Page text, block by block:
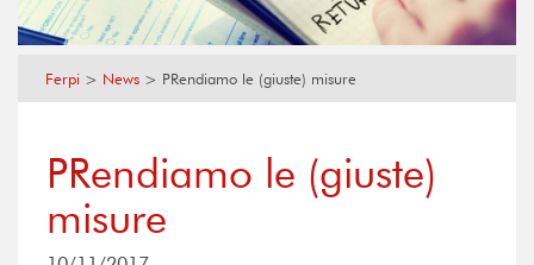
Ferpi > News > PRendiamo le (giuste) misure
PRendiamo le (giuste)
misure